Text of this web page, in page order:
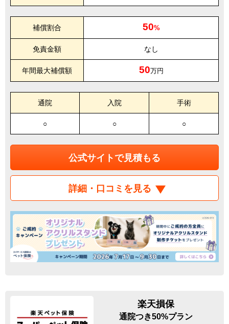
補償割合 50%
免責金額 なし
年間最大補償額 50万円
通院 入院 手術
○ ○ ○
公式サイトで見積もる
詳細・口コミを見る
楽天損保
通院つき50%プラン